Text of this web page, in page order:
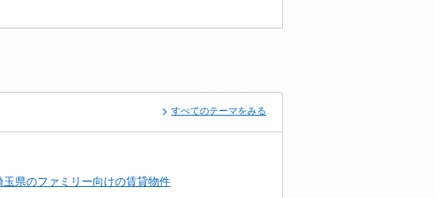
すべてのテーマをみる
玉県のファミリー向けの賃貸物件